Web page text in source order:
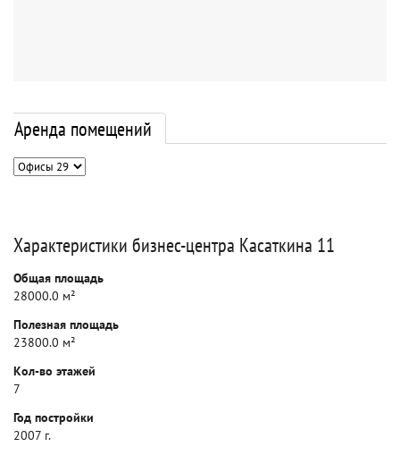
Аренда помещений
Характеристики бизнес-центра Касаткина 11
Общая площадь
28000.0 м²
Полезная площадь
23800.0 м²
Кол-во этажей
7
Год постройки
2007 г.